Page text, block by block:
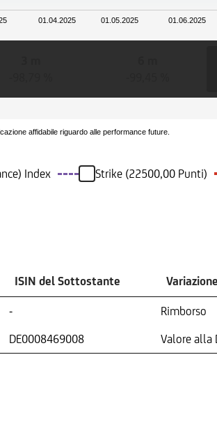
01.04.2025 01.05.2025 01.06.2025
affidabile riguardo alle performance future.
Index Strike (22500,00 Punti)
ISIN del Sottostante Variazione
- Rimborso
DE0008469008 Valore alla